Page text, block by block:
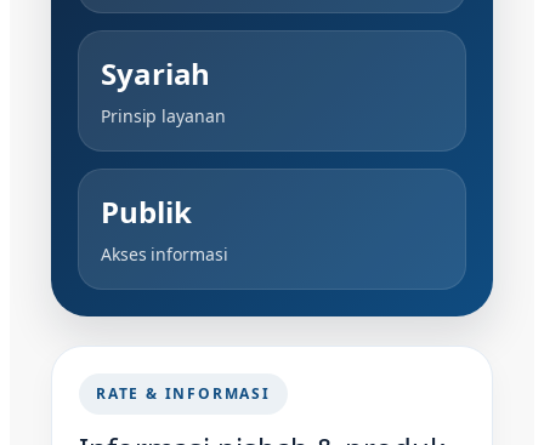
Syariah
Prinsip layanan
Publik
Akses informasi
RATE & INFORMASI